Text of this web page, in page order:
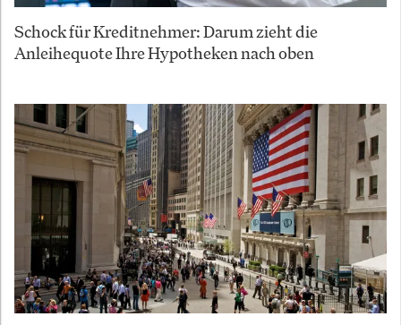
Schock für Kreditnehmer: Darum zieht die
Anleihequote Ihre Hypotheken nach oben